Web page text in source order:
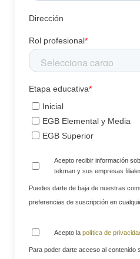
Dirección
Rol profesional*
Etapa educativa*
Inicial
EGB Elemental y Media
EGB Superior
Acepto recibir información
tekman y sus empresas
Puedes darte de baja de nuestras
preferencias de suscripción en
Acepto la política de
Para poder darte acceso al contenido